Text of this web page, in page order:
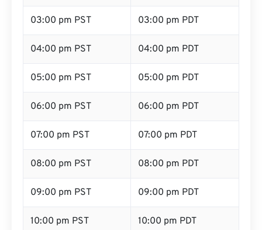
03:00 pm PST 03:00 pm PDT
04:00 pm PST 04:00 pm PDT
05:00 pm PST 05:00 pm PDT
06:00 pm PST 06:00 pm PDT
07:00 pm PST 07:00 pm PDT
08:00 pm PST 08:00 pm PDT
09:00 pm PST 09:00 pm PDT
10:00 pm PST 10:00 pm PDT